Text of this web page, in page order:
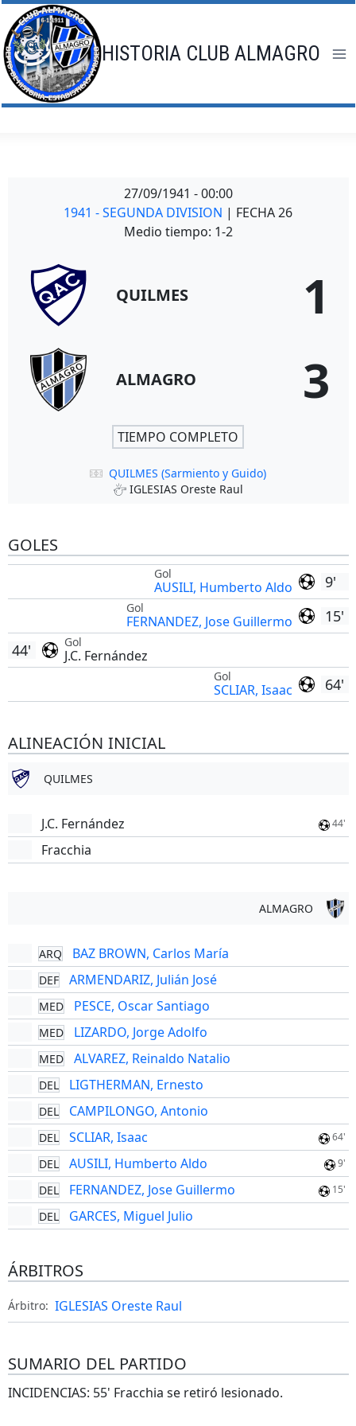
Saltar
al
contenido
HISTORIA CLUB ALMAGRO
27/09/1941 - 00:00
1941 - SEGUNDA DIVISION | FECHA 26
Medio tiempo: 1-2
QUILMES 1
ALMAGRO 3
TIEMPO COMPLETO
QUILMES (Sarmiento y Guido)
IGLESIAS Oreste Raul
GOLES
9'
Gol
AUSILI, Humberto Aldo
15'
Gol
FERNANDEZ, Jose Guillermo
Gol
J.C. Fernández
44'
64'
Gol
SCLIAR, Isaac
ALINEACIÓN INICIAL
QUILMES
J.C. Fernández 44'
Fracchia
ALMAGRO
ARQ BAZ BROWN, Carlos María
DEF ARMENDARIZ, Julián José
MED PESCE, Oscar Santiago
MED LIZARDO, Jorge Adolfo
MED ALVAREZ, Reinaldo Natalio
DEL LIGTHERMAN, Ernesto
DEL CAMPILONGO, Antonio
DEL SCLIAR, Isaac 64'
DEL AUSILI, Humberto Aldo 9'
DEL FERNANDEZ, Jose Guillermo 15'
DEL GARCES, Miguel Julio
ÁRBITROS
Árbitro: IGLESIAS Oreste Raul
SUMARIO DEL PARTIDO
INCIDENCIAS: 55' Fracchia se retiró lesionado.